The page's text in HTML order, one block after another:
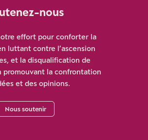
nous
effort pour conforter la
luttant contre l’ascension
et la disqualification de
promouvant la confrontation
et des opinions.
Nous soutenir